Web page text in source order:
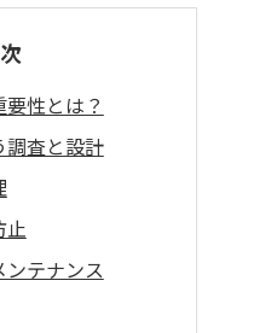
性とは？
調査と設計
止
テナンス